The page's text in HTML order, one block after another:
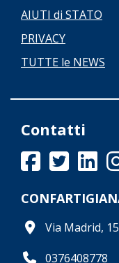
AIUTI di STATO
PRIVACY
TUTTE le NEWS
Contatti
Via Madrid,
0376408778